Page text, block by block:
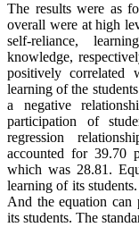
The results were as
overall were at high
self-reliance,
knowledge,
positively correlated
learning of the
a negative
participation of
regression
accounted for 39.70
which was 28.81.
learning of its
And the equation
its students. The